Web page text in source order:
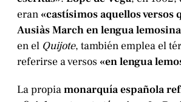
eran«castísimos aquellos versos
Ausiàs March en lengua
en el Quijote, también emplea el
referirse a versos «en lengua
La propiamonarquía española